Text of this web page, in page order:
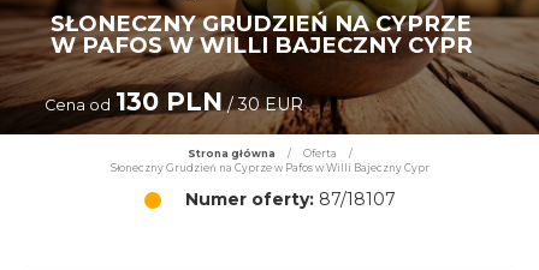
SŁONECZNY GRUDZIEŃ NA CYPRZE
W PAFOS W WILLI BAJECZNY CYPR
Cena od 130 PLN/ 30 EUR
Strona główna / Oferta
/
Słoneczny Grudzień na Cyprze w Pafos w Willi Bajeczny Cypr
Numer oferty:87/18107